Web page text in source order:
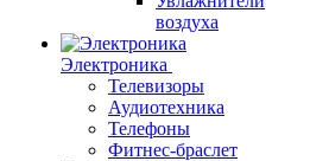
воздуха
Электроника
Телевизоры
Аудиотехника
Телефоны
Фитнес-браслет